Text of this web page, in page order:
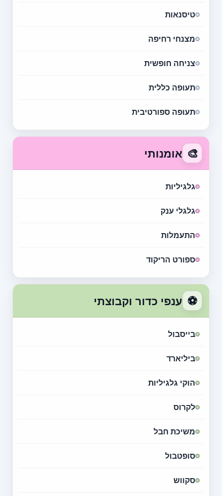
טיסנאות
מצנחי רחיפה
צניחה חופשית
תעופה כללית
תעופה ספורטיבית
🎨 אומנותי
גלגיליות
גלגלי ענק
התעמלות
ספורט הריקוד
⚽ ענפי כדור וקבוצתי
בייסבול
ביליארד
הוקי גלגיליות
לקרוס
משיכת חבל
סופטבול
סקווש